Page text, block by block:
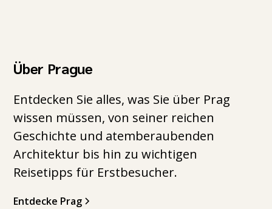
Über Prague
Entdecken Sie alles, was Sie über Prag
wissen müssen, von seiner reichen
Geschichte und atemberaubenden
Architektur bis hin zu wichtigen
Reisetipps für Erstbesucher.
Entdecke Prag